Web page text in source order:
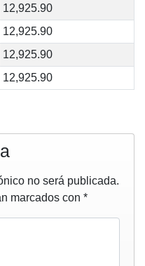
12,925.90
12,925.90
12,925.90
12,925.90
no será publicada.
marcados con *